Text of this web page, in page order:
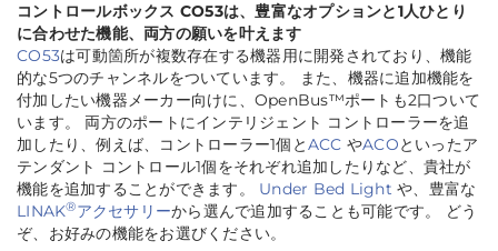
コントロールボックス CO53は、豊富なオプションと1人ひとり
に合わせた機能、両方の願いを叶えます
CO53は可動箇所が複数存在する機器用に開発されており、機能
的な5つのチャンネルをついています。 また、機器に追加機能を
付加したい機器メーカー向けに、OpenBus™ポートも2口ついて
います。 両方のポートにインテリジェント コントローラーを追
加したり、例えば、コントローラー1個とACC やACOといったア
テンダント コントロール1個をそれぞれ追加したりなど、貴社が
機能を追加することができます。 Under Bed Light や、豊富な
LINAK®アクセサリーから選んで追加することも可能です。 どう
ぞ、お好みの機能をお選びください。